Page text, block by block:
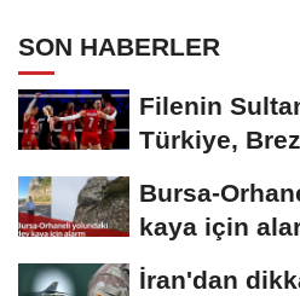
SON HABERLER
Filenin
Türkiye,
Bursa-
kaya için
Kaplan'dan
İran'dan